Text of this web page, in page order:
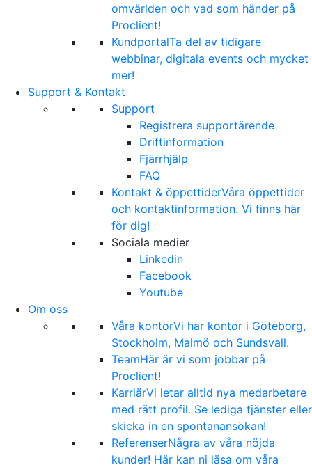
omvärlden och vad som händer på
Proclient!
KundportalTa del av tidigare
webbinar, digitala events och mycket
mer!
Support & Kontakt
Support
Registrera supportärende
Driftinformation
Fjärrhjälp
FAQ
Kontakt & öppettiderVåra öppettider
och kontaktinformation. Vi finns här
för dig!
Sociala medier
Linkedin
Facebook
Youtube
Om oss
Våra kontorVi har kontor i Göteborg,
Stockholm, Malmö och Sundsvall.
TeamHär är vi som jobbar på
Proclient!
KarriärVi letar alltid nya medarbetare
med rätt profil. Se lediga tjänster eller
skicka in en spontanansökan!
ReferenserNågra av våra nöjda
kunder! Här kan ni läsa om våra